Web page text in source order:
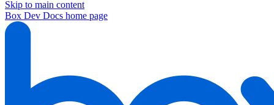
Skip to main content
Box Dev Docs home page